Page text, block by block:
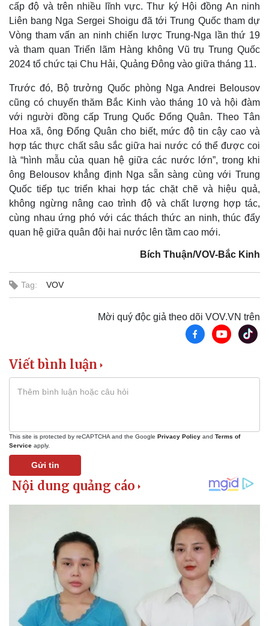
Kinh tế
Bất động sản
Khởi nghiệp
Thị trường
Giá vàng
Tiêu dùng
Tỷ giá
Chứng khoán
Giá cà phê
Vụ án
Tin nóng
Tư vấn luật
Vũ khí
cấp độ và trên nhiều lĩnh vực. Thư ký Hội đồng An ninh
Liên bang Nga Sergei Shoigu đã tới Trung Quốc tham dự
Vòng tham vấn an ninh chiến lược Trung-Nga lần thứ 19
và tham quan Triển lãm Hàng không Vũ trụ Trung Quốc
2024 tổ chức tại Chu Hải, Quảng Đông vào giữa tháng 11.
Trước đó, Bộ trưởng Quốc phòng Nga Andrei Belousov
cũng có chuyến thăm Bắc Kinh vào tháng 10 và hội đàm
với người đồng cấp Trung Quốc Đổng Quân. Theo Tân
Hoa xã, ông Đổng Quân cho biết, mức độ tin cậy cao và
hợp tác thực chất sâu sắc giữa hai nước có thể được coi
là “hình mẫu của quan hệ giữa các nước lớn”, trong khi
ông Belousov khẳng định Nga sẵn sàng cùng với Trung
Quốc tiếp tục triển khai hợp tác chặt chẽ và hiệu quả,
không ngừng nâng cao trình độ và chất lượng hợp tác,
cùng nhau ứng phó với các thách thức an ninh, thúc đẩy
quan hệ giữa quân đội hai nước lên tầm cao mới.
Bích Thuận/VOV-Bắc Kinh
Tag: VOV
Mời quý độc giả theo dõi VOV.VN trên
Viết bình luận
This site is protected by reCAPTCHA and the Google Privacy Policy and Terms of
Service apply.
Gửi tin